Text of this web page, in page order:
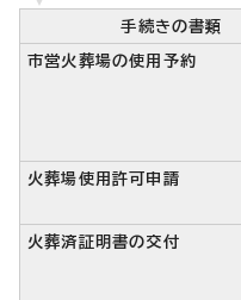
手続きの書類
市営火葬場の使用予約
火葬場使用許可申請
火葬済証明書の交付